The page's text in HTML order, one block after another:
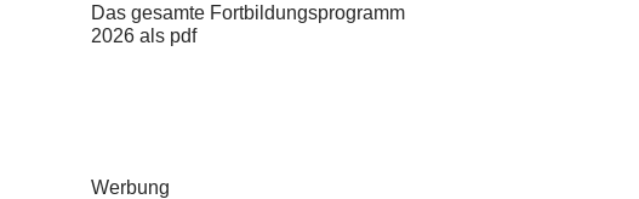
Das gesamte Fortbildungsprogramm
2026 als pdf
Werbung